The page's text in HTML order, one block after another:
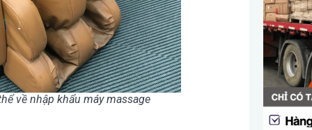
về nhập khẩu máy massage